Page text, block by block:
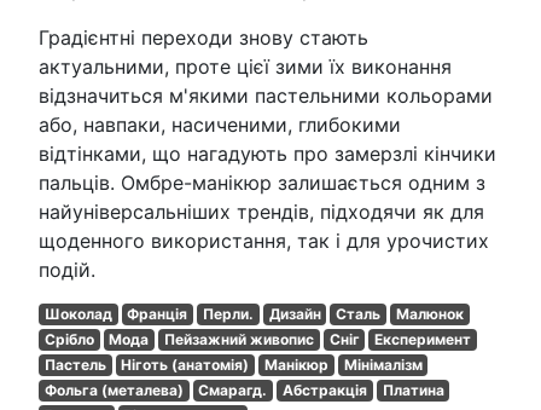
Градієнтні переходи знову стають
актуальними, проте цієї зими їх виконання
відзначиться м'якими пастельними кольорами
або, навпаки, насиченими, глибокими
відтінками, що нагадують про замерзлі кінчики
пальців. Омбре-манікюр залишається одним з
найуніверсальніших трендів, підходячи як для
щоденного використання, так і для урочистих
подій.
Шоколад Франція Перли. Дизайн Сталь
Малюнок
Срібло
Мода Пейзажний живопис Сніг
Експеримент
Пастель
Ніготь (анатомія) Манікюр
Мінімалізм
Фольга (металева)
Смарагд. Абстракція
Платина